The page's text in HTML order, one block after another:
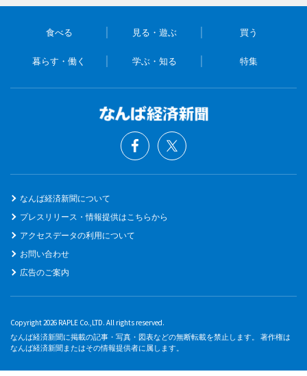
食べる 見る・遊ぶ 買う
暮らす・働く 学ぶ・知る 特集
なんば経済新聞について
プレスリリース・情報提供はこちらから
アクセスデータの利用について
お問い合わせ
広告のご案内
Copyright 2026 RAPLE Co.,LTD. All rights reserved.
なんば経済新聞に掲載の記事・写真・図表などの無断転載を禁止します。 著作権は
なんば経済新聞またはその情報提供者に属します。